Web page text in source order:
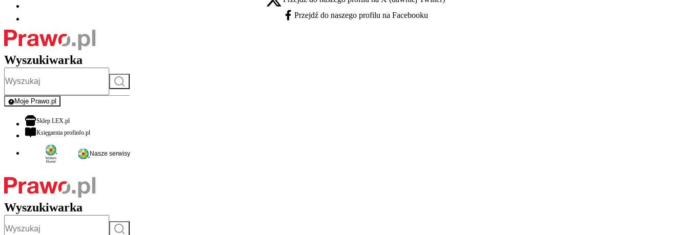
X - otwiera się w nowej karcie
Facebook - otwiera się w nowej karcie
Przejdź do naszego profilu na Facebooku
Wyszukiwarka
Szukaj
Moje Prawo.pl
- rejestracja i logowanie do serwisu
Sklep LEX.plotwiera się w nowej karcie
Księgarnia profinfo.plotwiera się w nowej karcie
Nasze serwisy
Wyszukiwarka
Szukaj